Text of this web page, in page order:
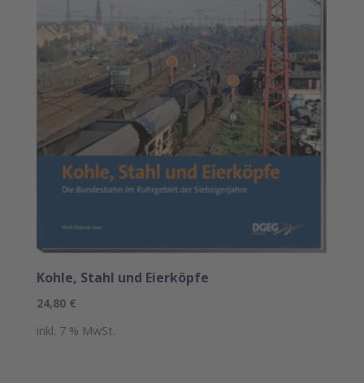
Kohle, Stahl und Eierköpfe
24,80 €
inkl. 7 % MwSt.